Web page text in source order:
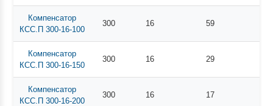
Компенсатор
КСС.П 300-16-100
300 16 59
Компенсатор
КСС.П 300-16-150
300 16 29
Компенсатор
КСС.П 300-16-200
300 16 17